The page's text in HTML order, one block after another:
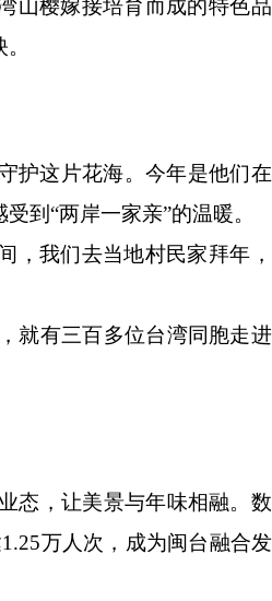
樱嫁接培育而成的特色
这片花海。今年是他们
到“两岸一家亲”的温暖。
我们去当地村民家拜年
有三百多位台湾同胞走
，让美景与年味相融。数
万人次，成为闽台融合